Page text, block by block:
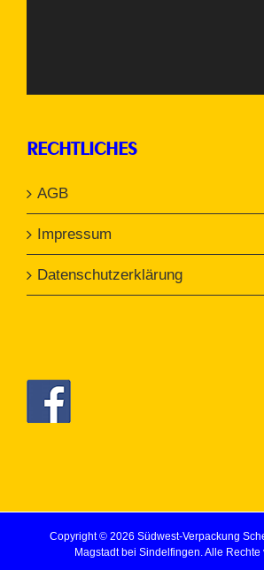
RECHTLICHES
AGB
Impressum
Datenschutzerklärung
Copyright © 2026 Südwest-Verpackung
Magstadt bei Sindelfingen. Alle Rechte